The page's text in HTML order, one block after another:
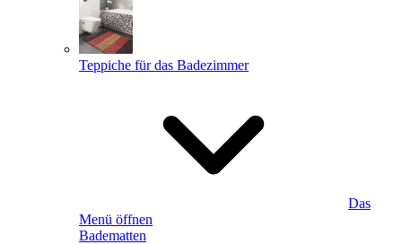
Teppiche für das Badezimmer
Das
Menü öffnen
Badematten